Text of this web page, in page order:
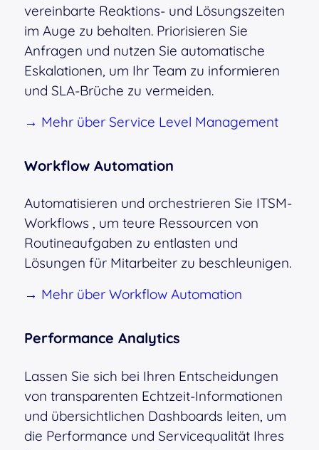
vereinbarte Reaktions- und Lösungszeiten
im Auge zu behalten. Priorisieren Sie
Anfragen und nutzen Sie automatische
Eskalationen, um Ihr Team zu informieren
und SLA-Brüche zu vermeiden.
→ Mehr über Service Level Management
Workflow Automation
Automatisieren und orchestrieren Sie ITSM-
Workflows , um teure Ressourcen von
Routineaufgaben zu entlasten und
Lösungen für Mitarbeiter zu beschleunigen.
→ Mehr über Workflow Automation
Performance Analytics
Lassen Sie sich bei Ihren Entscheidungen
von transparenten Echtzeit-Informationen
und übersichtlichen Dashboards leiten, um
die Performance und Servicequalität Ihres